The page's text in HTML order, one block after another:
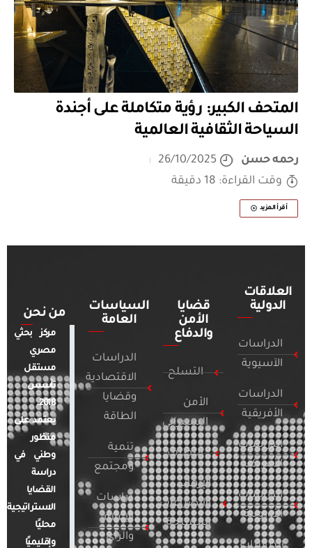
المتحف الكبير: رؤية متكاملة على أجندة
السياحة الثقافية العالمية
رحمه حسن
26/10/2025
وقت القراءة: 18 دقيقة
أقرأ المزيد
العلاقات
الدولية
الدراسات
الآسيوية
الدراسات
الأفريقية
الدراسات
الأمريكية
الدراسات
الأوروبية
الدراسات
قضايا
الأمن
والدفاع
التسلح
الأمن
السيبراني
التطرف
الإرهاب
والصراعات
المسلحة
السياسات
العامة
الدراسات
الاقتصادية
وقضايا
الطاقة
تنمية
ومجتمع
دراسات
الإعلام
والرأي
من نحن
مركز بحثي
مصري
مستقل
تأسس
2018.
يعتمد على
منظور
وطني في
دراسة
القضايا
الاستراتيجية
محليًا
وإقليميًا